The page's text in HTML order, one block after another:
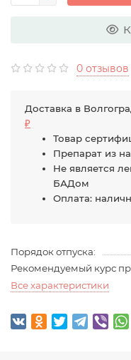
0 отзывов
Доставка в
₽
Товар
Препарат из
Не является
БАДом
Оплата:
Порядок отпуска:
Рекомендуемый курс
Все характеристики